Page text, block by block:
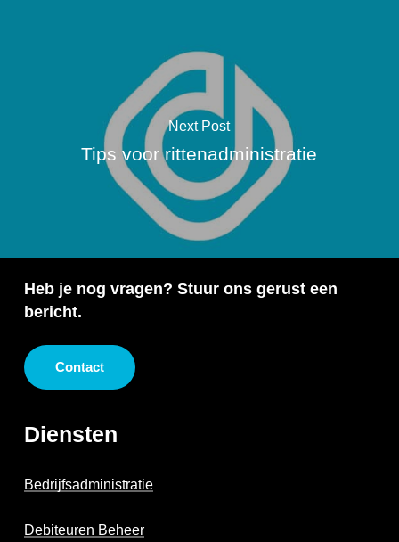
Next Post
Tips voor rittenadministratie
Heb je nog vragen? Stuur ons gerust een
bericht.
Contact
Diensten
Bedrijfsadministratie
Debiteuren Beheer